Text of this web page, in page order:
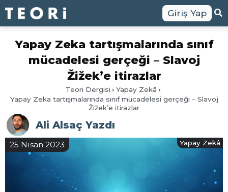
Giriş Yap
Yapay Zeka tartışmalarında sınıf
mücadelesi gerçeği – Slavoj
Žižek’e itirazlar
Teori Dergisi
Yapay Zekâ
Yapay Zeka tartışmalarında sınıf mücadelesi gerçeği – Slavoj
Žižek’e itirazlar
Ali Alsaç Yazdı
25 Nisan 2023 Yapay Zekâ